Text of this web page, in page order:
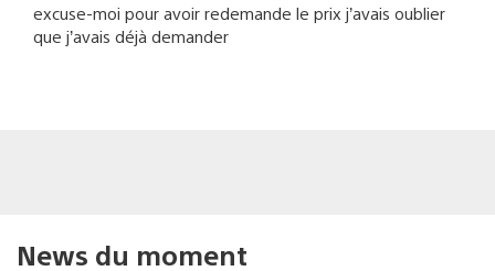
excuse-moi pour avoir redemande le prix j’avais oublier
que j’avais déjà demander
News du moment